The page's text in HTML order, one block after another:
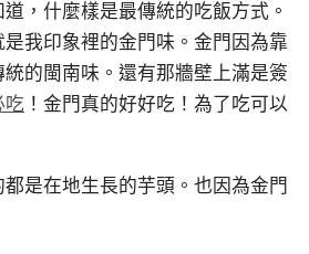
，什麼樣是最傳統的吃飯方式。
是我印象裡的金門味。金門因為靠
的閩南味。還有那牆壁上滿是簽
吃 ！金門真的好好吃！為了吃可以
是在地生長的芋頭。也因為金門